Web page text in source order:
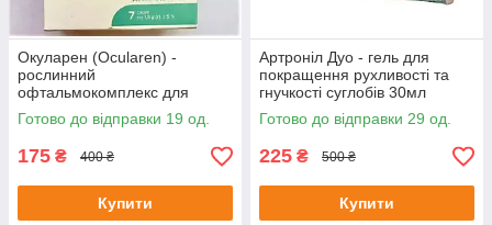
Окуларен (Ocularen) -
рослинний
офтальмокомплекс для
покращення зору, 7 саше
Готово до відправки 19 од.
175 ₴ 400 ₴
Купити
Артроніл Дуо - гель для
покращення рухливості та
гнучкості суглобів 30мл
Готово до відправки 29 од.
225 ₴ 500 ₴
Купити